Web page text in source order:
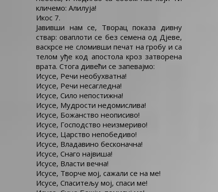
кличемо: Алилуја!
Икос 7.
Јавивши нам се, Творац показа дивну
ствар: оваплоти се без семена од Дјеве,
васкрсе не сломивши печат на гробу и са
телом уђе код апостола кроз затворена
врата. Стога дивећи се запевајмо:
Исусе, Речи необухватна!
Исусе, Речи несагледна!
Исусе, Сило непостижна!
Исусе, Мудрости недомислива!
Исусе, Божанство неописиво!
Исусе, Господство неизмериво!
Исусе, Царство непобедиво!
Исусе, Владавино бесконачна!
Исусе, Снаго највиша!
Исусе, Власти вечна!
Исусе, Творче мој, сажали се на ме!
Исусе, Спаситељу мој, спаси ме!